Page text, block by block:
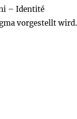
– Identité
vorgestellt wird.